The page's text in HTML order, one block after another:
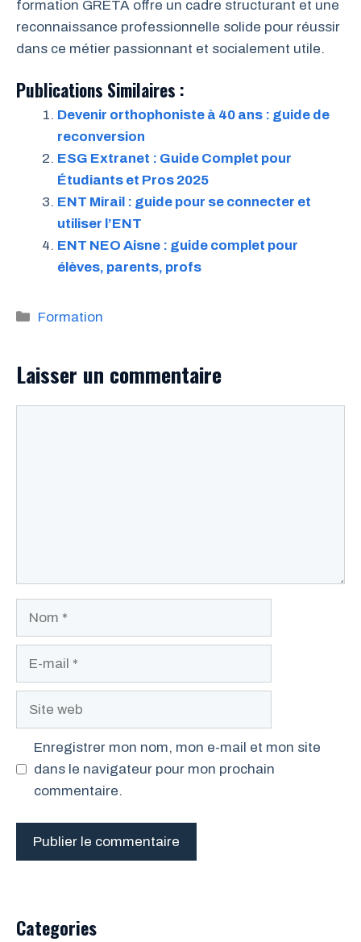
formation GRETA offre un cadre structurant et une
reconnaissance professionnelle solide pour réussir
dans ce métier passionnant et socialement utile.
Publications Similaires :
Devenir orthophoniste à 40 ans : guide de
reconversion
ESG Extranet : Guide Complet pour
Étudiants et Pros 2025
ENT Mirail : guide pour se connecter et
utiliser l’ENT
ENT NEO Aisne : guide complet pour
élèves, parents, profs
Catégories
Formation
Laisser un commentaire
Site
Enregistrer mon nom, mon e-mail et mon site
dans le navigateur pour mon prochain
commentaire.
Categories